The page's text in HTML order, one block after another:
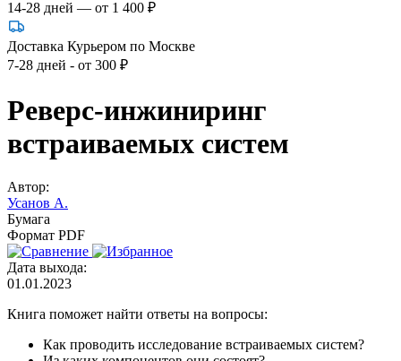
14-28 дней — от 1 400 ₽
Доставка Курьером по Москве
7-28 дней - от 300 ₽
Реверс-инжиниринг
встраиваемых систем
Автор:
Усанов А.
Бумага
Формат PDF
Дата выхода:
01.01.2023
Книга поможет найти ответы на вопросы:
Как проводить исследование встраиваемых систем?